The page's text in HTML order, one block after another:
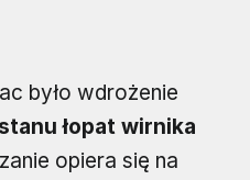
było wdrożenie
łopat wirnika
opiera się na